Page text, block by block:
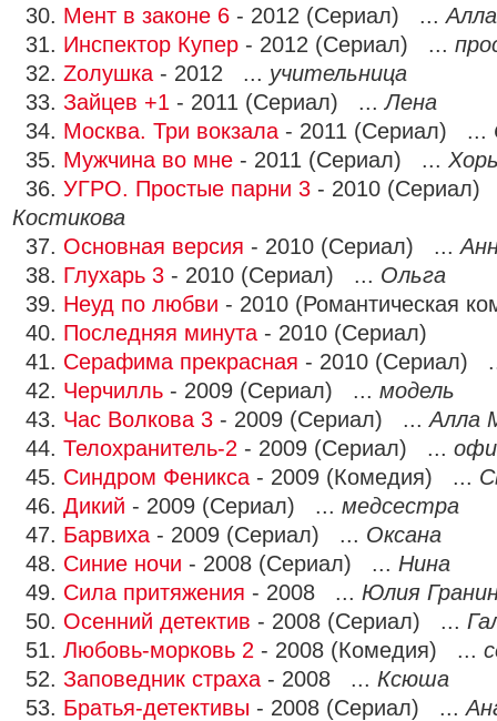
30. Мент в законе 6 - 2012 (Сериал) ...
31. Инспектор Купер - 2012 (Сериал) ...
32. Zолушка - 2012 ... учительница
33. Зайцев +1 - 2011 (Сериал) ...Лена
34. Москва. Три вокзала - 2011 (Сериал) ...
35. Мужчина во мне - 2011 (Сериал) ...
36. УГРО. Простые парни 3 - 2010
Костикова
37. Основная версия - 2010 (Сериал) ...
38. Глухарь 3 - 2010 (Сериал) ... Ольга
39. Неуд по любви - 2010 (Романтическая
40. Последняя минута - 2010 (Сериал)
41. Серафима прекрасная - 2010 (Сериал)
42. Черчилль - 2009 (Сериал) ... модель
43. Час Волкова 3 - 2009 (Сериал) ...Алла
44. Телохранитель-2 - 2009 (Сериал) ...
45. Синдром Феникса - 2009 (Комедия) ...
46. Дикий - 2009 (Сериал) ... медсестра
47. Барвиха - 2009 (Сериал) ... Оксана
48. Синие ночи - 2008 (Сериал) ... Нина
49. Сила притяжения - 2008 ... Юлия
50. Осенний детектив - 2008 (Сериал) ...
51. Любовь-морковь 2 - 2008 (Комедия) ...
52. Заповедник страха - 2008 ... Ксюша
53. Братья-детективы - 2008 (Сериал) ...